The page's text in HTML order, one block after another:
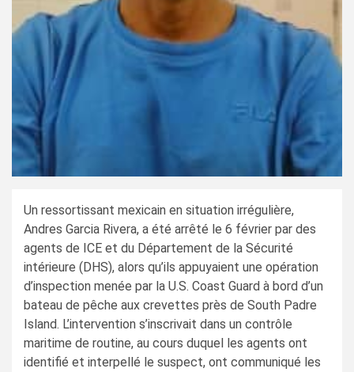
Un ressortissant mexicain en situation irrégulière,
Andres Garcia Rivera, a été arrêté le 6 février par des
agents de ICE et du Département de la Sécurité
intérieure (DHS), alors qu’ils appuyaient une opération
d’inspection menée par la U.S. Coast Guard à bord d’un
bateau de pêche aux crevettes près de South Padre
Island. L’intervention s’inscrivait dans un contrôle
maritime de routine, au cours duquel les agents ont
identifié et interpellé le suspect, ont communiqué les